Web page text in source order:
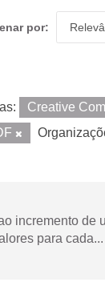
por
Creative
incremento de
para cada...